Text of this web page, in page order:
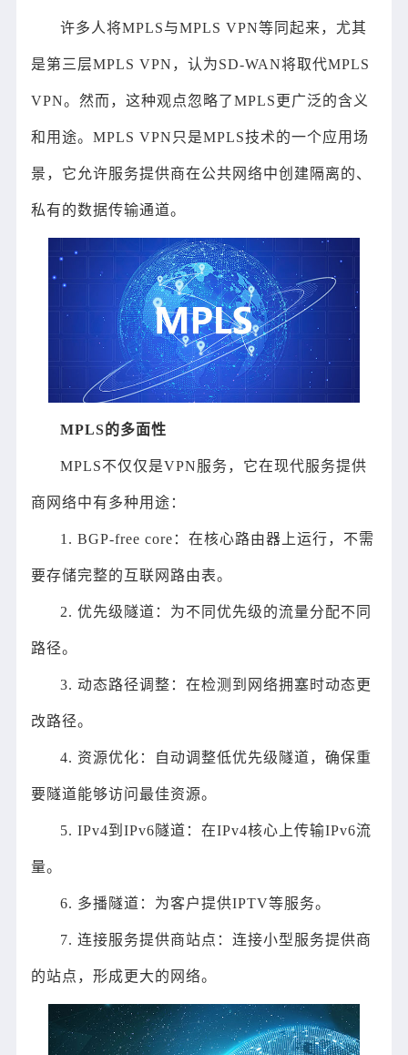
许多人将MPLS与MPLS VPN等同起来，尤其
是第三层MPLS VPN，认为SD-WAN将取代MPLS
VPN。然而，这种观点忽略了MPLS更广泛的含义
和用途。MPLS VPN只是MPLS技术的一个应用场
景，它允许服务提供商在公共网络中创建隔离的、
私有的数据传输通道。
MPLS的多面性
MPLS不仅仅是VPN服务，它在现代服务提供
商网络中有多种用途：
1. BGP-free core：在核心路由器上运行，不需
要存储完整的互联网路由表。
2. 优先级隧道：为不同优先级的流量分配不同
路径。
3. 动态路径调整：在检测到网络拥塞时动态更
改路径。
4. 资源优化：自动调整低优先级隧道，确保重
要隧道能够访问最佳资源。
5. IPv4到IPv6隧道：在IPv4核心上传输IPv6流
量。
6. 多播隧道：为客户提供IPTV等服务。
7. 连接服务提供商站点：连接小型服务提供商
的站点，形成更大的网络。